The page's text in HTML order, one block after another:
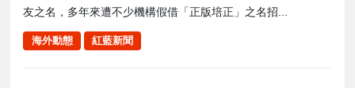
友之名，多年來遭不少機構假借「正版培正」之名招...
海外動態 紅藍新聞